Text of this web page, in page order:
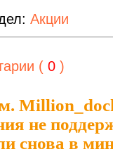
Акции
( 0 )
не
снова в